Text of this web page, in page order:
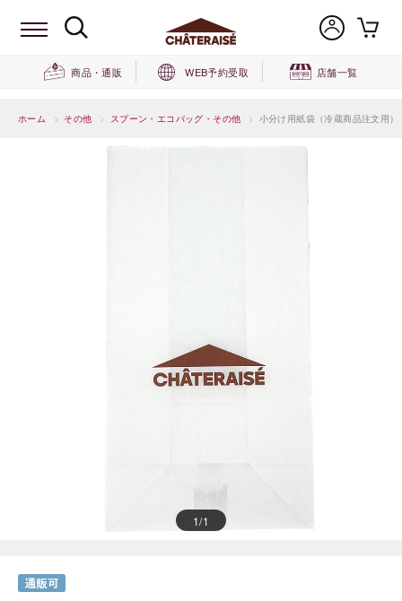
商品・通販 WEB予約受取 店舗一覧
ホーム > その他 > スプーン・エコバッグ・その他 > 小分け用紙袋（冷蔵商品注文用）
1/1